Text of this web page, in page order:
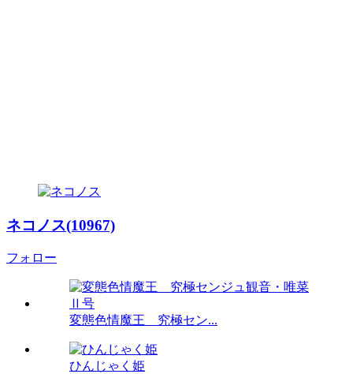
ネコノス(10967)
フォロー
変態色情魔王 究極セン...
ひんじゃく姫